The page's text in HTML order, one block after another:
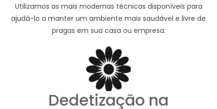
Utilizamos as mais modernas técnicas disponíveis para
ajudá-lo a manter um ambiente mais saudável e livre de
pragas em sua casa ou empresa.
Dedetização na